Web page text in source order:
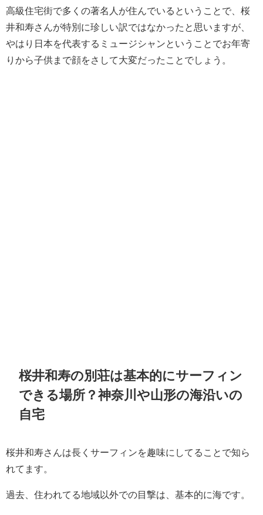
高級住宅街で多くの著名人が住んでいるということで、桜
井和寿さんが特別に珍しい訳ではなかったと思いますが、
やはり日本を代表するミュージシャンということでお年寄
りから子供まで顔をさして大変だったことでしょう。
桜井和寿の別荘は基本的にサーフィン
できる場所？神奈川や山形の海沿いの
自宅
桜井和寿さんは長くサーフィンを趣味にしてることで知ら
れてます。
過去、住われてる地域以外での目撃は、基本的に海です。